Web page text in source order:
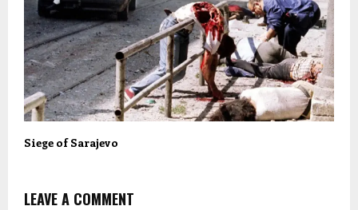
Siege of Sarajevo
LEAVE A COMMENT